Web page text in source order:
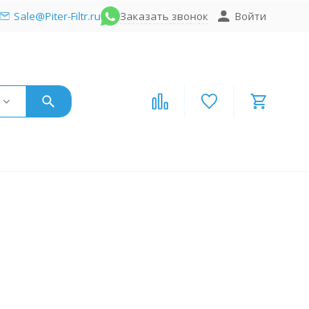
Sale@Piter-Filtr.ru Заказать звонок Войти